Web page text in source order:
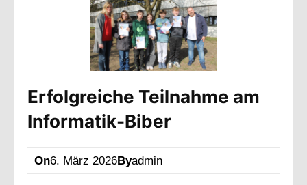
Erfolgreiche Teilnahme am
Informatik-Biber
On6. März 2026Byadmin